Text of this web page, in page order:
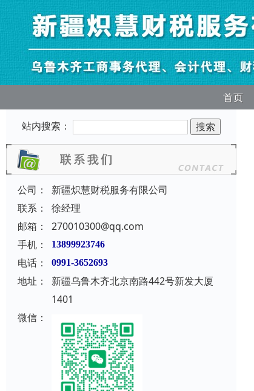
首页
站内搜索：
公司：
新疆炽慧财税服务有限公司
联系：
徐经理
邮箱：
270010300@qq.com
手机：
13899923746
电话： 0991-3652693
地址：
新疆乌鲁木齐北京南路442号新发大厦
1401
微信：